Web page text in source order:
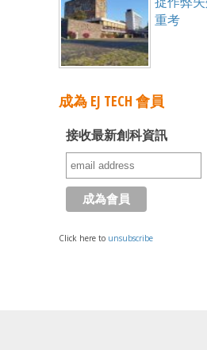
重考
成為 EJ TECH 會員
接收最新創科資訊
Click here to unsubscribe